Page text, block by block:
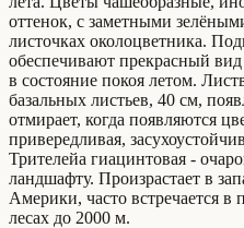
оттенок, с заметными
листочках околоцветника.
обеспечивают прекрасный вид
в состояние покоя летом.
базальных листьев, 40 см,
отмирает, когда появляются
привередливая,
Трителейа гиацинтовая -
ландшафту. Произрастает в
Америки, часто встречается в
лесах до 2000 м.